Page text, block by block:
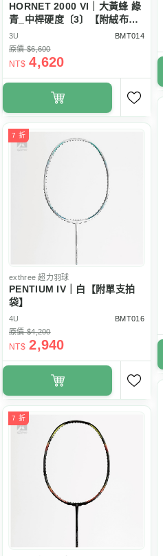
HORNET 2000 VI｜大黃蜂 綠
青_中桿硬度〔3〕【附絨布拍
袋】
3U
BMT014
原價 $6,600
NT$ 4,620
7 折
exthree 超力羽球
PENTIUM IV｜白【附單支拍
袋】
4U
BMT016
原價 $4,200
NT$ 2,940
7 折